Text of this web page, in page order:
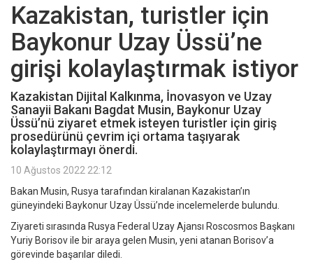
Kazakistan, turistler için
Baykonur Uzay Üssü’ne
girişi kolaylaştırmak istiyor
Kazakistan Dijital Kalkınma, İnovasyon ve Uzay
Sanayii Bakanı Bagdat Musin, Baykonur Uzay
Üssü’nü ziyaret etmek isteyen turistler için giriş
prosedürünü çevrim içi ortama taşıyarak
kolaylaştırmayı önerdi.
10 Ağustos 2022 22:12
Bakan Musin, Rusya tarafından kiralanan Kazakistan’ın
güneyindeki Baykonur Uzay Üssü’nde incelemelerde bulundu.
Ziyareti sırasında Rusya Federal Uzay Ajansı Roscosmos Başkanı
Yuriy Borisov ile bir araya gelen Musin, yeni atanan Borisov’a
görevinde başarılar diledi.